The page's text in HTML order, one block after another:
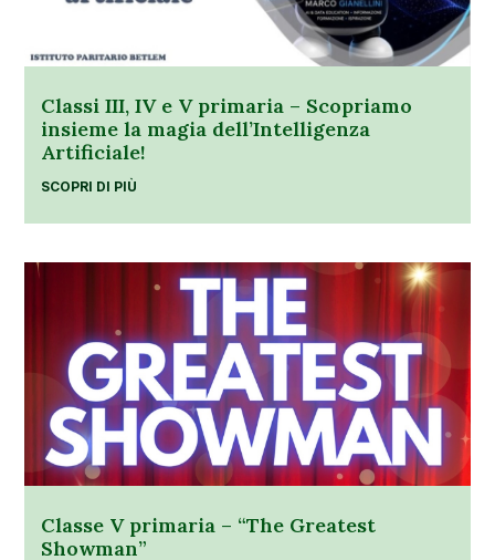
Classi III, IV e V primaria – Scopriamo
insieme la magia dell’Intelligenza
Artificiale!
SCOPRI DI PIÙ
Classe V primaria – “The Greatest
Showman”